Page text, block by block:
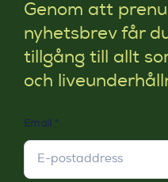
Genom att
nyhetsbrev får
tillgång till allt
och
Email *